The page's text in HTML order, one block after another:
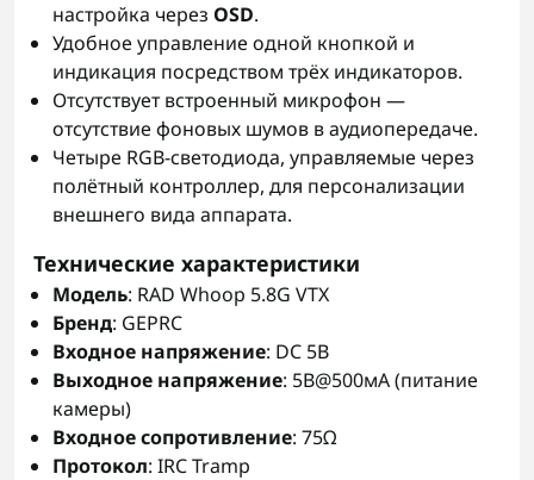
настройка через OSD.
Удобное управление одной кнопкой и
индикация посредством трёх индикаторов.
Отсутствует встроенный микрофон —
отсутствие фоновых шумов в аудиопередаче.
Четыре RGB-светодиода, управляемые через
полётный контроллер, для персонализации
внешнего вида аппарата.
Технические характеристики
Модель: RAD Whoop 5.8G VTX
Бренд: GEPRC
Входное напряжение: DC 5В
Выходное напряжение: 5В@500мА (питание
камеры)
Входное сопротивление: 75Ω
Протокол: IRC Tramp